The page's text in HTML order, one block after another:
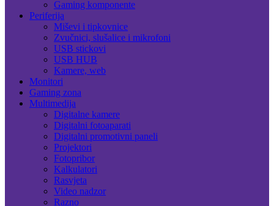
Gaming komponente
Periferija
Miševi i tipkovnice
Zvučnici, slušalice i mikrofoni
USB stickovi
USB HUB
Kamere, web
Monitori
Gaming zona
Multimedija
Digitalne kamere
Digitalni fotoaparati
Digitalni promotivni paneli
Projektori
Fotopribor
Kalkulatori
Rasvjeta
Video nadzor
Razno